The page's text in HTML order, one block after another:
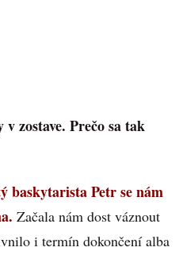
zostave. Prečo sa tak
baskytarista Petr se nám
Začala nám dost váznout
i termín dokončení alba